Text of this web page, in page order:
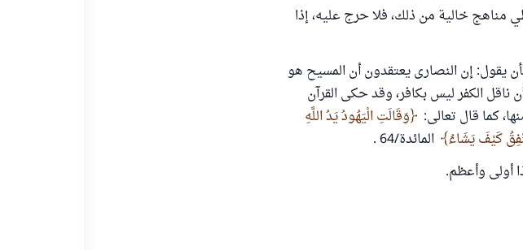
خالية من ذلك، فلا حرج عليه، إذا
يقول: إن النصارى يعتقدون أن المسيح هو
ناقل الكفر ليس بكافر، وقد حكى القرآن
كما قال تعالى:
وَقَالَتِ الْيَهُودُ يَدُ اللَّهِ
كَيْفَ يَشَاءُ المائدة/64 .
أولى وأعظم.